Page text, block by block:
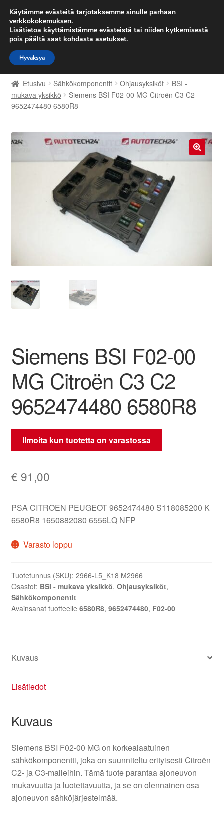
TOIMITUS alkaen 7 EUR
Siirry
navigointiin
Siirry
sisältöön
Etusivu
Kärry
Kuljetus
Maailmanlaajuinen toimitus
Reklamaatiomenettely
Tarkista
Tilini
Valitukset
Etusivu Sähkökomponentit Ohjausyksiköt
BSI -
mukava yksikkö
Siemens BSI F02-00 MG Citroën C3 C2
9652474480 6580R8
🔍
Siemens BSI F02-00
MG Citroën C3 C2
9652474480 6580R8
Ilmoita kun tuotetta on varastossa
€ 91,00
PSA CITROEN PEUGEOT 9652474480 S118085200 K
6580R8 1650882080 6556LQ NFP
Varasto loppu
Tuotetunnus (SKU): 2966-L5_K18 M2966
Osastot: BSI - mukava yksikkö, Ohjausyksiköt,
Sähkökomponentit
Avainsanat tuotteelle 6580R8, 9652474480, F02-00
Kuvaus
Lisätiedot
Kuvaus
Siemens BSI F02-00 MG on korkealaatuinen
sähkökomponentti, joka on suunniteltu erityisesti Citroën
C2- ja C3-malleihin. Tämä tuote parantaa ajoneuvon
mukavuutta ja luotettavuutta, ja se on olennainen osa
ajoneuvon sähköjärjestelmää.
Käytämme evästeitä tarjotaksemme sinulle parhaan
verkkokokemuksen.
Lisätietoa käyttämistämme evästeistä tai niiden kytkemisestä
pois päältä saat kohdasta asetukset.
Hyväksyä